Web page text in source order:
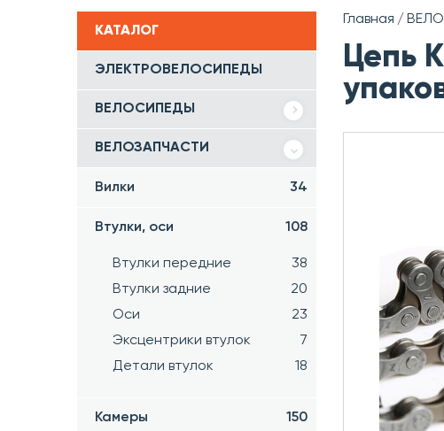
КАТАЛОГ
ЭЛЕКТРОВЕЛОСИПЕДЫ
ВЕЛОСИПЕДЫ
ВЕЛОЗАПЧАСТИ
Вилки 34
Втулки, оси 108
Втулки передние
38
Втулки задние
20
Оси
23
Эксцентрики втулок
7
Детали втулок
18
Камеры 150
Главная
Цепь